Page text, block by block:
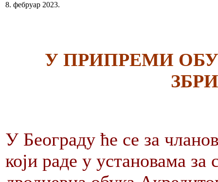
8. фебруар 2023.
У ПРИПРЕМИ
У Београду ће се за
који раде у установама